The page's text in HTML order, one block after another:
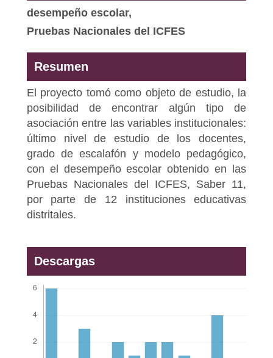
desempeño escolar,
Pruebas Nacionales del ICFES
Resumen
El proyecto tomó como objeto de estudio, la
posibilidad de encontrar algún tipo de
asociación entre las variables institucionales:
último nivel de estudio de los docentes,
grado de escalafón y modelo pedagógico,
con el desempeño escolar obtenido en las
Pruebas Nacionales del ICFES, Saber 11,
por parte de 12 instituciones educativas
distritales.
Descargas